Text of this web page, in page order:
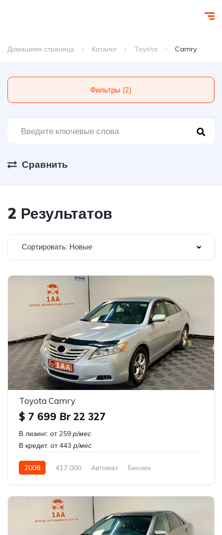
Домашняя страница Каталог Toyota Camry
Фильтры (2)
Сравнить
2 Результатов
Сортировать: Новые
Toyota Camry
$ 7 699 Br22 327
В лизинг: от 259 р/мес
В кредит: от 443 р/мес
2008 417 000 Автомат
Бензин